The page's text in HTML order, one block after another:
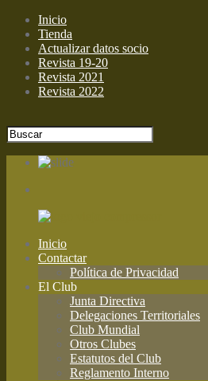
Inicio
Tienda
Actualizar datos socio
Revista 19-20
Revista 2021
Revista 2022
Inicio
Contactar
Política de Privacidad
El Club
Junta Directiva
Delegaciones Territoriales
Club Mundial
Otros Clubes
Estatutos del Club
Reglamento Interno